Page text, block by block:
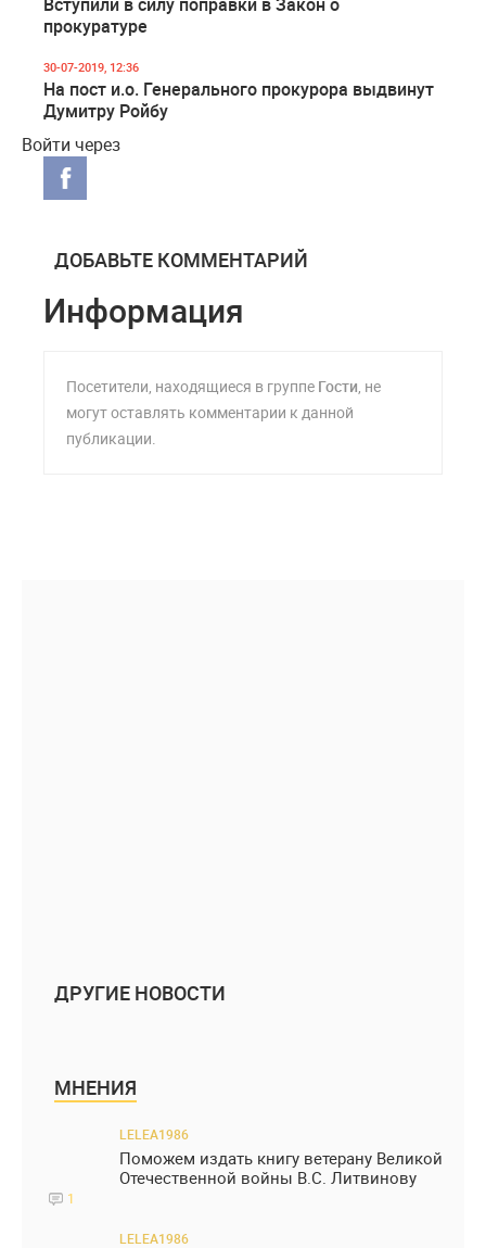
прокуратуре
30-07-2019, 12:36
На пост и.о. Генерального прокурора выдвинут
Думитру Ройбу
Войти через
ДОБАВЬТЕ КОММЕНТАРИЙ
Информация
Посетители, находящиеся в группе Гости, не
могут оставлять комментарии к данной
публикации.
ДРУГИЕ НОВОСТИ
МНЕНИЯ
LELEA1986
Поможем издать книгу ветерану Великой
Отечественной войны В.С. Литвинову
1
LELEA1986